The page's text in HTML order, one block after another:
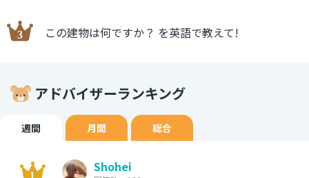
この建物は何ですか？ を英語で教えて!
アドバイザーランキング
週間 月間 総合
Shohei